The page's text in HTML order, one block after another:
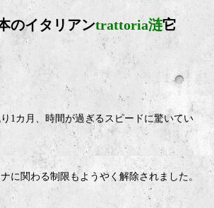
のイタリアンtrattoria涟它
1カ月、時間が過ぎるスピードに驚いてい
に関わる制限もようやく解除されました。